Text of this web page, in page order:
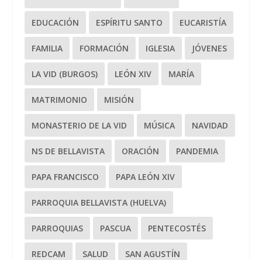
EDUCACIÓN ESPÍRITU SANTO EUCARISTÍA
FAMILIA FORMACIÓN IGLESIA JÓVENES
LA VID (BURGOS) LEÓN XIV MARÍA
MATRIMONIO MISIÓN
MONASTERIO DE LA VID MÚSICA NAVIDAD
NS DE BELLAVISTA ORACIÓN PANDEMIA
PAPA FRANCISCO PAPA LEÓN XIV
PARROQUIA BELLAVISTA (HUELVA)
PARROQUIAS PASCUA PENTECOSTÉS
REDCAM SALUD SAN AGUSTÍN